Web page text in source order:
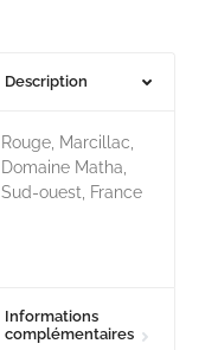
Description
Rouge, Marcillac,
Domaine Matha,
Sud-ouest, France
Informations
complémentaires